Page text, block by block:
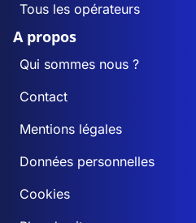
Tous les opérateurs
A propos
Qui sommes nous ?
Contact
Mentions légales
Données personnelles
Cookies